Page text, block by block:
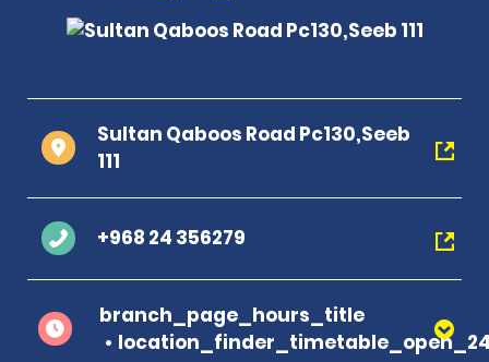
Sultan Qaboos Road Pc130,Seeb
111
+968 24 356279
branch_page_hours_title